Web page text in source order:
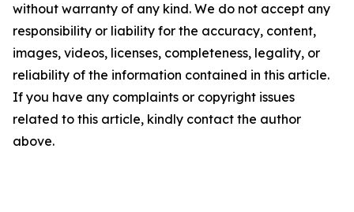
without warranty of any kind. We do not accept any
responsibility or liability for the accuracy, content,
images, videos, licenses, completeness, legality, or
reliability of the information contained in this article.
If you have any complaints or copyright issues
related to this article, kindly contact the author
above.